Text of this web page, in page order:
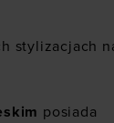
stylizacjach
posiada